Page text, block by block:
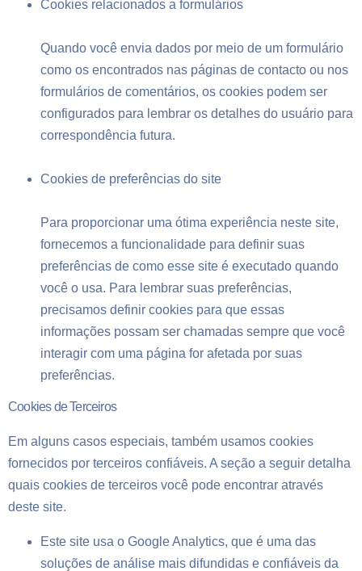
Cookies relacionados a formulários
Quando você envia dados por meio de um formulário
como os encontrados nas páginas de contacto ou nos
formulários de comentários, os cookies podem ser
configurados para lembrar os detalhes do usuário para
correspondência futura.
Cookies de preferências do site
Para proporcionar uma ótima experiência neste site,
fornecemos a funcionalidade para definir suas
preferências de como esse site é executado quando
você o usa. Para lembrar suas preferências,
precisamos definir cookies para que essas
informações possam ser chamadas sempre que você
interagir com uma página for afetada por suas
preferências.
Cookies de Terceiros
Em alguns casos especiais, também usamos cookies
fornecidos por terceiros confiáveis. A seção a seguir detalha
quais cookies de terceiros você pode encontrar através
deste site.
Este site usa o Google Analytics, que é uma das
soluções de análise mais difundidas e confiáveis da